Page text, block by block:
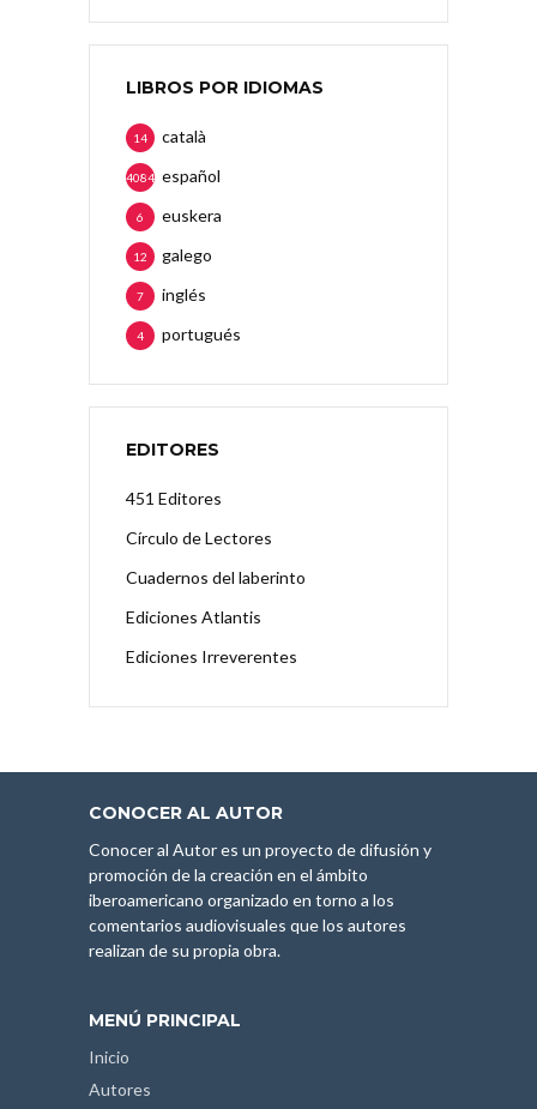
LIBROS POR IDIOMAS
català
14
español
4084
euskera
6
galego
12
inglés
7
portugués
4
EDITORES
451 Editores
Círculo de Lectores
Cuadernos del laberinto
Ediciones Atlantis
Ediciones Irreverentes
CONOCER AL AUTOR
Conocer al Autor es un proyecto de difusión y
promoción de la creación en el ámbito
iberoamericano organizado en torno a los
comentarios audiovisuales que los autores
realizan de su propia obra.
MENÚ PRINCIPAL
Inicio
Autores